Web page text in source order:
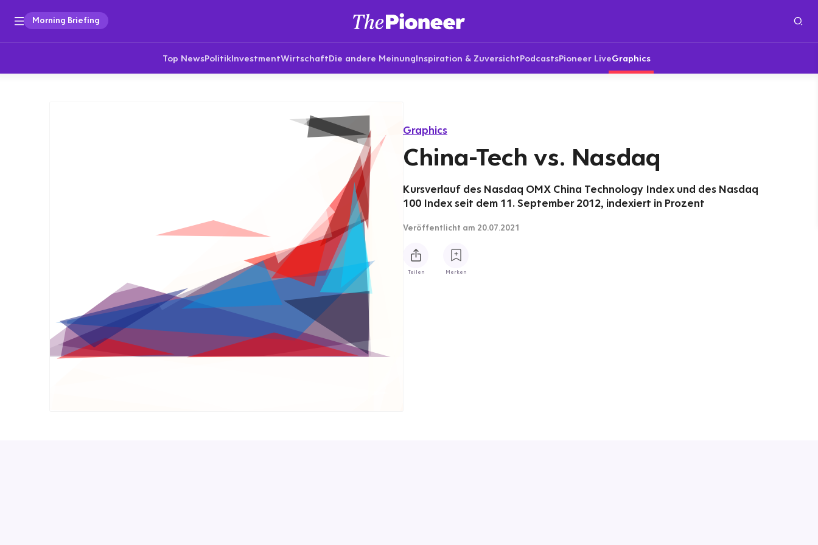
Morning Briefing
Top NewsPolitikInvestmentWirtschaftDie andere MeinungInspiration & ZuversichtPodcastsPioneer LiveGraphics
Graphics
China-Tech vs. Nasdaq
Kursverlauf des Nasdaq OMX China Technology Index und des Nasdaq
100 Index seit dem 11. September 2012, indexiert in Prozent
Veröffentlicht am 20.07.2021
Teilen Merken